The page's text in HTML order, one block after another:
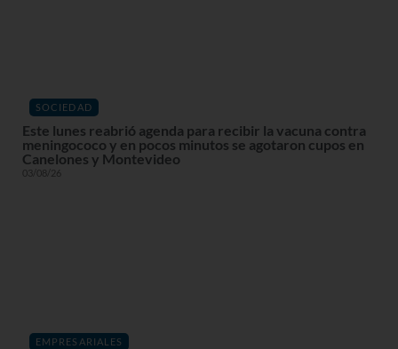
SOCIEDAD
Este lunes reabrió agenda para recibir la vacuna contra
meningococo y en pocos minutos se agotaron cupos en
Canelones y Montevideo
03/08/26
EMPRESARIALES